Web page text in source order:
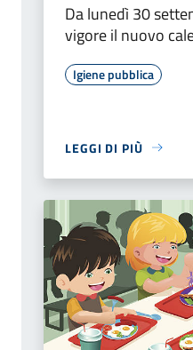
Da lunedì 30
vigore il nuovo
Igiene pubblica
LEGGI DI PIÙ